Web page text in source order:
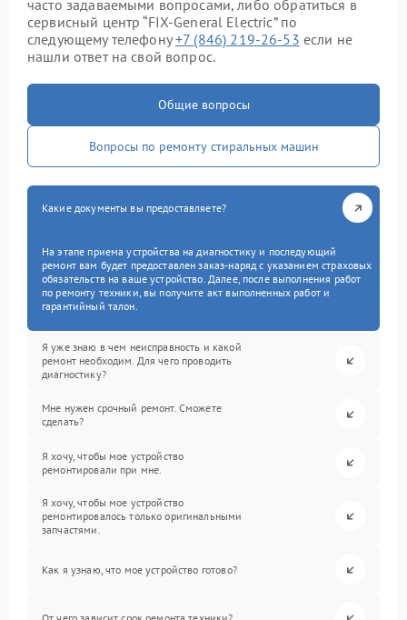
часто задаваемыми вопросами, либо обратиться в
сервисный центр “FIX-General Electric” по
следующему телефону+7 (846) 219-26-53 если не
нашли ответ на свой вопрос.
Общие вопросы
Вопросы по ремонту стиральных машин
Какие документы вы предоставляете?
На этапе приема устройства на диагностику и последующий
ремонт вам будет предоставлен заказ-наряд с указанием страховых
обязательств на ваше устройство. Далее, после выполнения работ
по ремонту техники, вы получите акт выполненных работ и
гарантийный талон.
Я уже знаю в чем неисправность и какой
ремонт необходим. Для чего проводить
диагностику?
Мне нужен срочный ремонт. Сможете
сделать?
Я хочу, чтобы мое устройство
ремонтировали при мне.
Я хочу, чтобы мое устройство
ремонтировалось только оригинальными
запчастями.
Как я узнаю, что мое устройство готово?